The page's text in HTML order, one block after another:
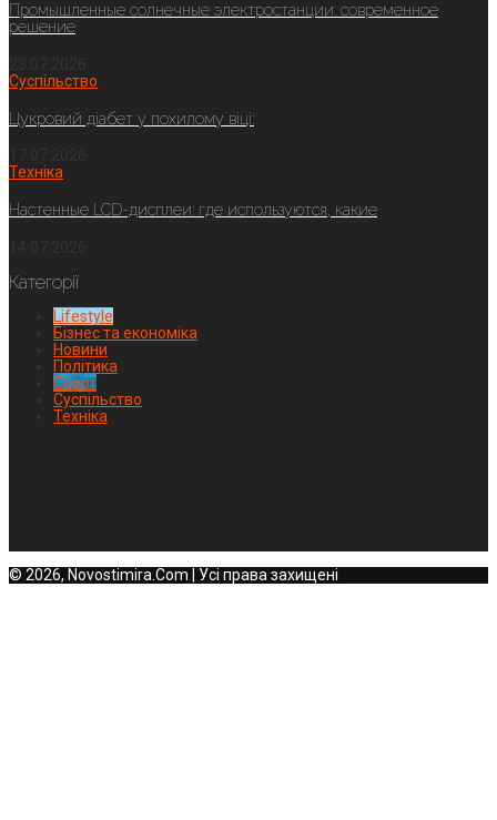
Промышленные солнечные электростанции: современное
решение
Суспільство
Цукровий діабет у похилому віці:
Техніка
Настенные LCD-дисплеи: где используются, какие
Категорії
Lifestyle
Бізнес та економіка
Новини
Політика
Спорт
Суспільство
Техніка
© 2026, Novostimira.Com | Усі права захищені